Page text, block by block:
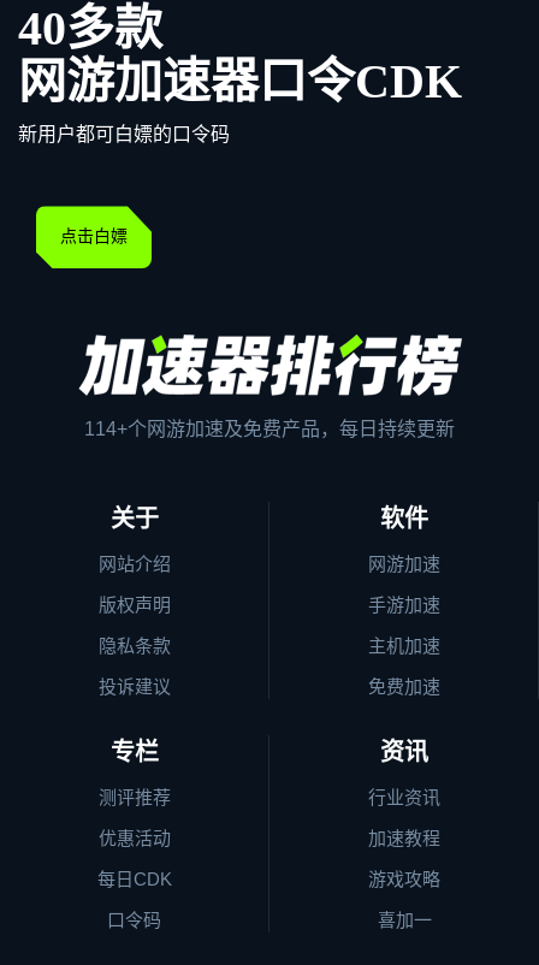
40多款
网游加速器口令CDK
新用户都可白嫖的口令码
点击白嫖
114+个网游加速及免费产品，每日持续更新
关于
网站介绍
版权声明
隐私条款
投诉建议
软件
网游加速
手游加速
主机加速
免费加速
专栏
测评推荐
优惠活动
每日CDK
口令码
资讯
行业资讯
加速教程
游戏攻略
喜加一